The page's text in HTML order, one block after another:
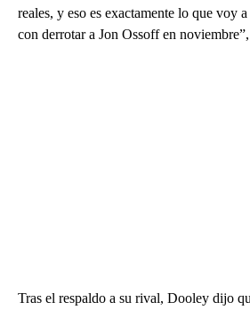
reales, y eso es exactamente lo que voy
con derrotar a Jon Ossoff en
Tras el respaldo a su rival, Dooley dijo